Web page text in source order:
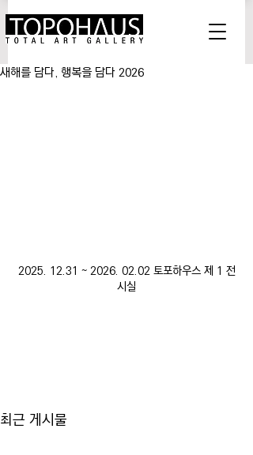
새해를 담다, 행복을 담다 2026
2025. 12.31 ~ 2026. 02.02 토포하우스 제 1 전
시실
최근 게시물